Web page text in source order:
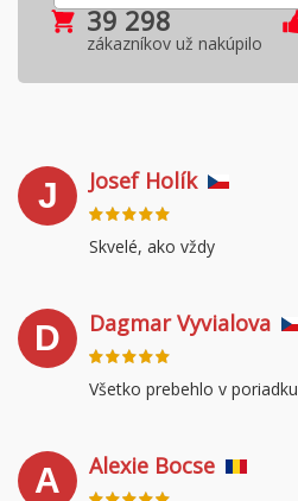
39 298
zákazníkov už nakúpilo
J Josef Holík
Skvelé, ako vždy
D Dagmar Vyvialova
Všetko prebehlo v poriadku
A Alexie Bocse